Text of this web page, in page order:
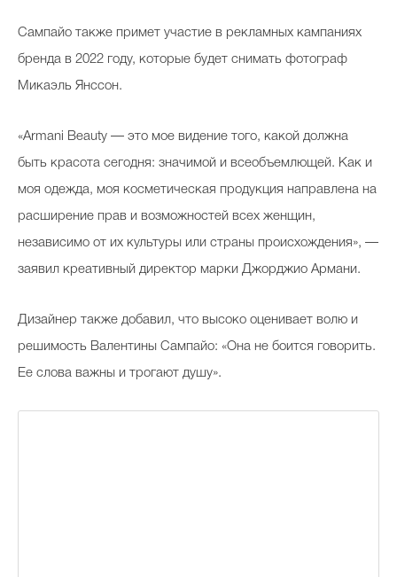
Полиция красоты
Фотоальбом
Интервью со звездой
Beauty- битвы
Сампайо также примет участие в рекламных кампаниях
бренда в 2022 году, которые будет снимать фотограф
Микаэль Янссон.
«Armani Beauty — это мое видение того, какой должна
быть красота сегодня: значимой и всеобъемлющей. Как и
моя одежда, моя косметическая продукция направлена на
расширение прав и возможностей всех женщин,
независимо от их культуры или страны происхождения», —
заявил креативный директор марки Джорджио Армани.
Дизайнер также добавил, что высоко оценивает волю и
решимость Валентины Сампайо: «Она не боится говорить.
Ее слова важны и трогают душу».